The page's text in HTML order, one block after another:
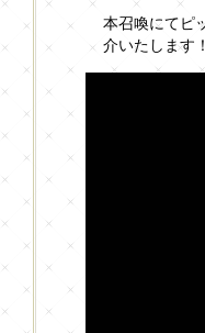
本召喚にてピ
介いたします！